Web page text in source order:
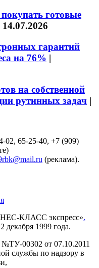
готовые
14.07.2026
гарантий
на 76% |
на собственной
рутинных задач |
02, 65-25-40, +7 (909)
(реклама).
КЛАСС экспресс».
декабря 1999 года.
00302 от 07.10.2011
службы по надзору в